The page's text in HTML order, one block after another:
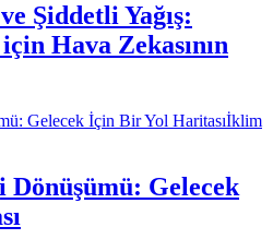
Şiddetli Yağış:
Hava Zekasının
İklim
Gelecek